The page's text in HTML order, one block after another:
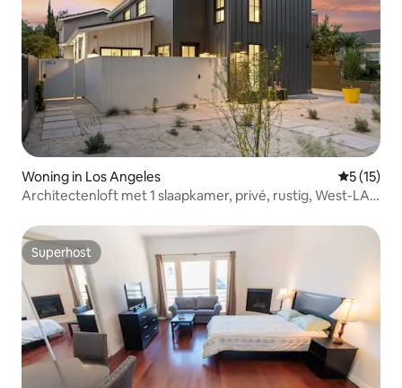
Woning in Los Angeles
5 (15)
Architectenloft met 1 slaapkamer, privé, rustig, West-LA,
Superhost
Superhost